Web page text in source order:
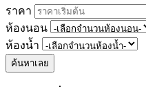
ราคา
ห้องนอน
ห้องน้ำ
ค้นหาเลย